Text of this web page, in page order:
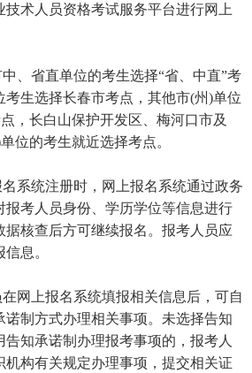
术人员资格考试服务平台进行网上
、省直单位的考生选择“省、中直”考
考生选择长春市考点，其他市(州)单位
，长白山保护开发区、梅河口市及
位的考生就近选择考点。
系统注册时，网上报名系统通过政务
报考人员身份、学历学位等信息进行
据核查后方可继续报名。报考人员应
息。
网上报名系统填报相关信息后，可自
诺制方式办理相关事项。未选择告知
知承诺制办理报考事项的，报考人
机构有关规定办理事项，提交相关证